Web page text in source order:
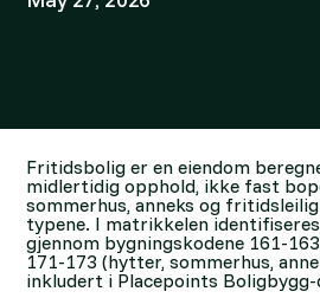
Fritidsbolig er en eiendom
midlertidig opphold, ikke fast
sommerhus, anneks og
typene. I matrikkelen
gjennom bygningskodene 161-
171-173 (hytter, sommerhus,
inkludert i Placepoints